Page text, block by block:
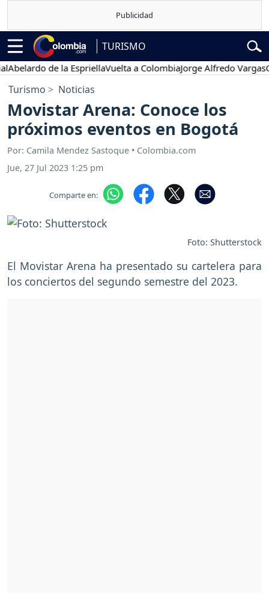
TURISMO
de la EspriellaVuelta a ColombiaJorge Alfredo Vargas
Turismo Noticias
Movistar Arena: Conoce los
próximos eventos en Bogotá
Por: Camila Mendez Sastoque • Colombia.com
Jue, 27 Jul 2023 1:25 pm
Comparte en:
Foto: Shutterstock
El Movistar Arena ha presentado su cartelera para
los conciertos del segundo semestre del 2023.